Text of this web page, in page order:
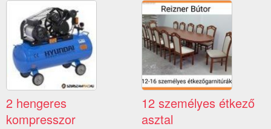
2 hengeres
kompresszor
12 személyes étkező
asztal